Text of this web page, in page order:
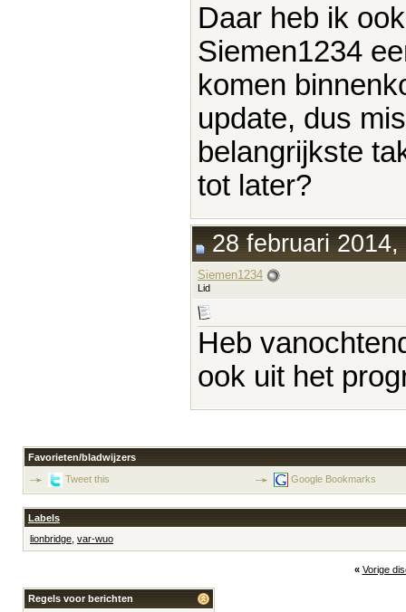
Daar heb ik
Siemen1234
komen
update, dus
belangrijkste
tot later?
28 februari 2014,
Siemen1234
Lid
Heb
ook uit het
Favorieten/bladwijzers
Tweet this
Google Bookmarks
Labels
lionbridge var-wuo
« Vorige
Regels voor berichten